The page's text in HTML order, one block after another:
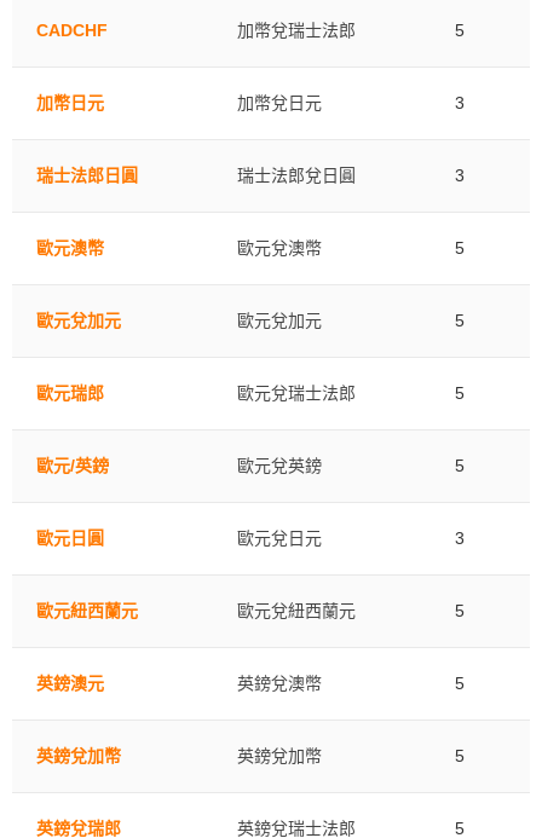
CADCHF 加幣兌瑞士法郎 5
加幣日元 加幣兌日元 3
瑞士法郎日圓 瑞士法郎兌日圓 3
歐元澳幣 歐元兌澳幣 5
歐元兌加元 歐元兌加元 5
歐元瑞郎 歐元兌瑞士法郎 5
歐元/英鎊 歐元兌英鎊 5
歐元日圓 歐元兌日元 3
歐元紐西蘭元 歐元兌紐西蘭元 5
英鎊澳元 英鎊兌澳幣 5
英鎊兌加幣 英鎊兌加幣 5
英鎊兌瑞郎 英鎊兌瑞士法郎 5